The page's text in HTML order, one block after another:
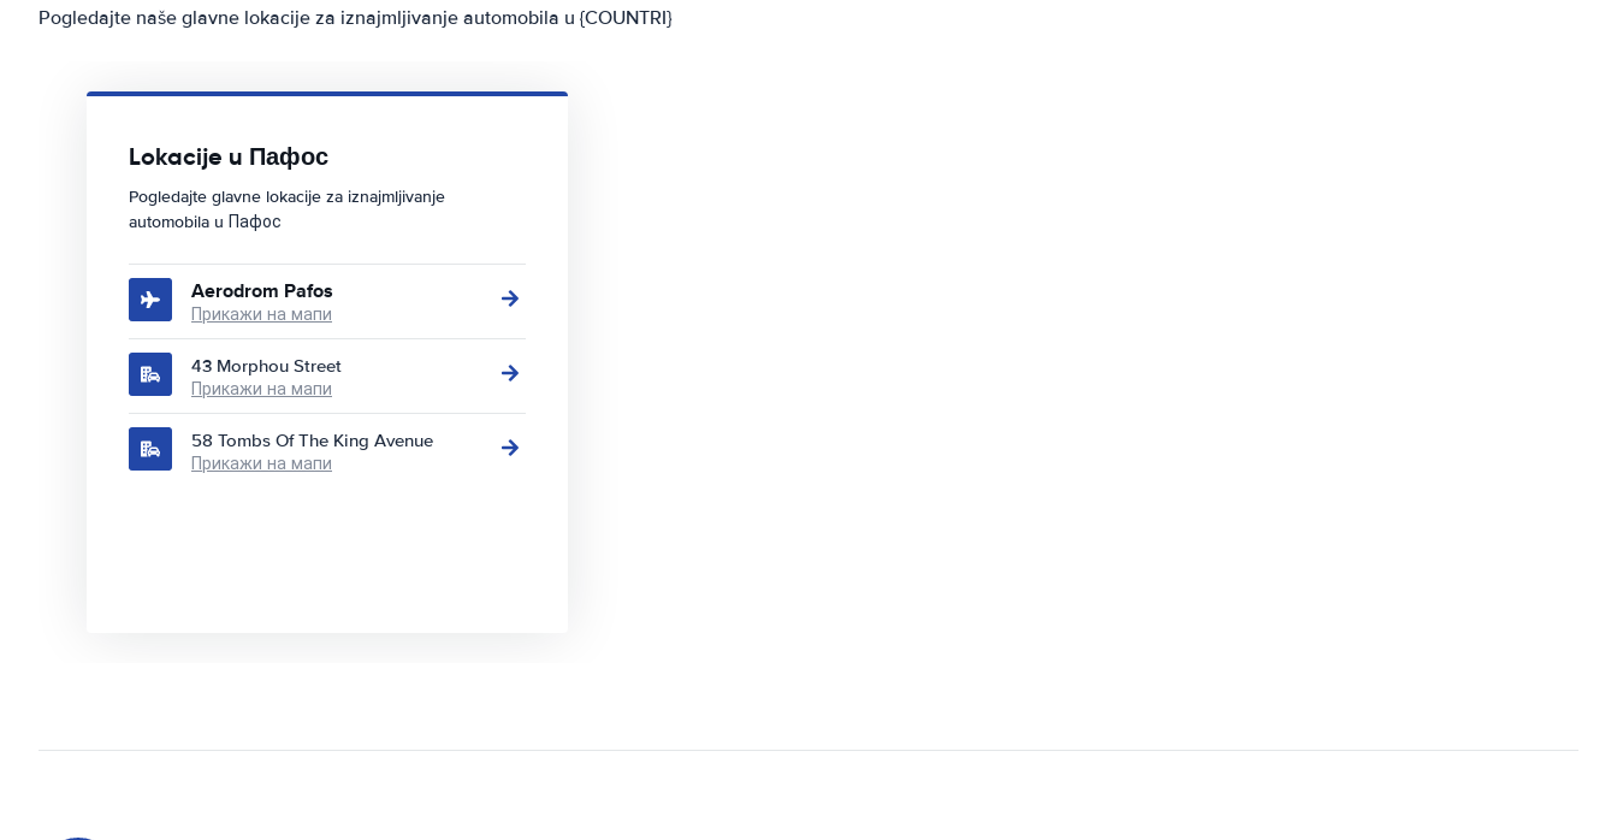
Pogledajte naše glavne lokacije za iznajmljivanje automobila u {COUNTRI}
Lokacije u Пафос
Pogledajte glavne lokacije za iznajmljivanje
automobila u Пафос
Aerodrom Pafos
Прикажи на мапи
43 Morphou Street
Прикажи на мапи
58 Tombs Of The King Avenue
Прикажи на мапи